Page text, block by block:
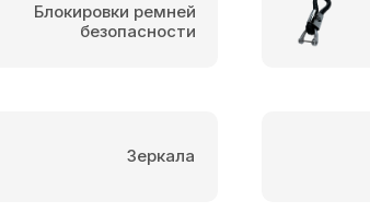
Зеркала
Блокировки ремней
безопасности